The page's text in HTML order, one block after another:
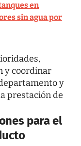
en
sin agua por
y coordinar
y
prestación de
para el